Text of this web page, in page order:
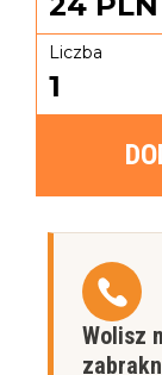
Liczba
1
Wolisz